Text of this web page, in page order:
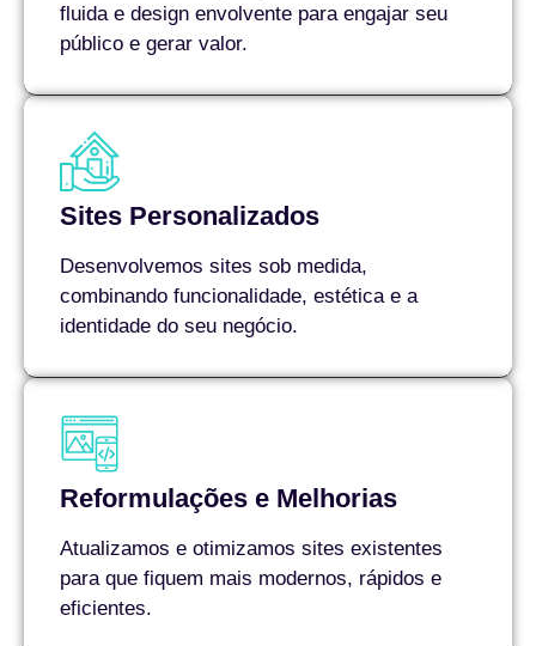
fluida e design envolvente para engajar seu
público e gerar valor.
Sites Personalizados
Desenvolvemos sites sob medida,
combinando funcionalidade, estética e a
identidade do seu negócio.
Reformulações e Melhorias
Atualizamos e otimizamos sites existentes
para que fiquem mais modernos, rápidos e
eficientes.